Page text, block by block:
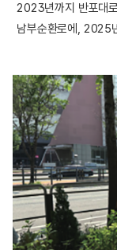
2023년까지 반포대
남부순환로에, 2025